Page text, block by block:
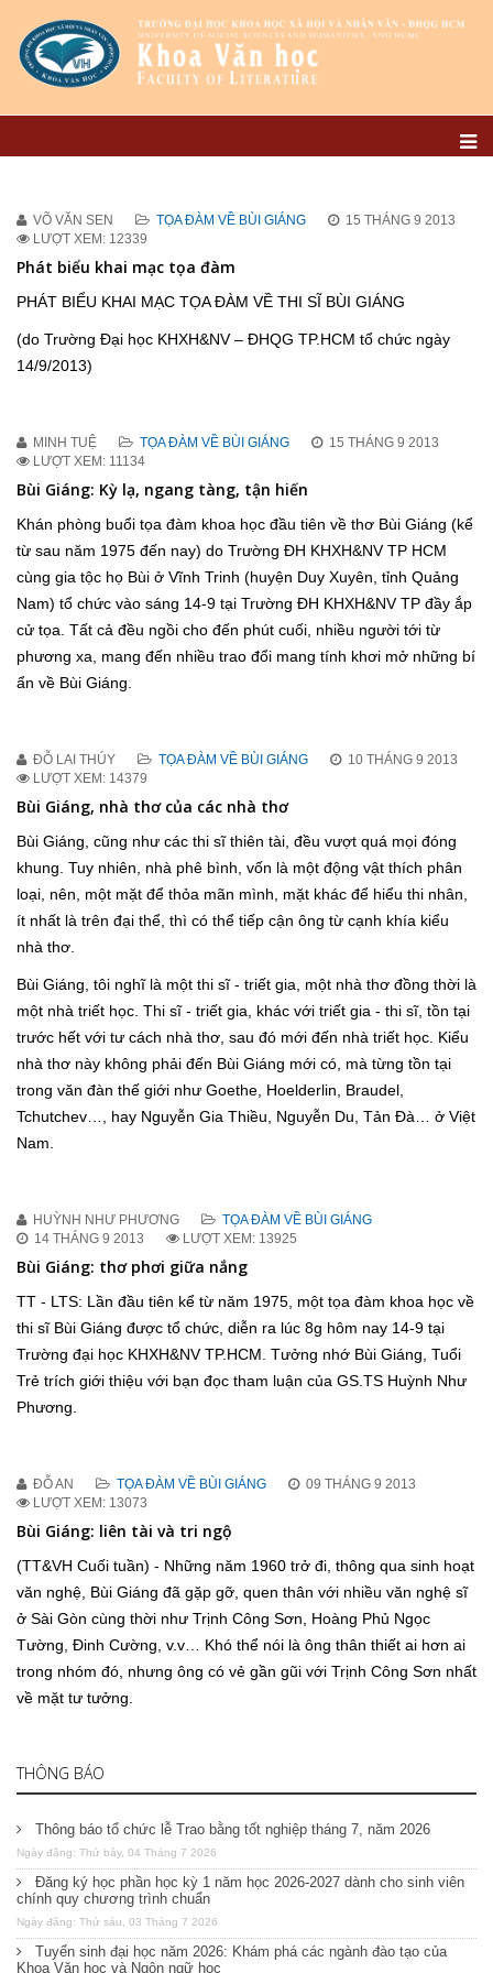
VÕ VĂN SEN TỌA ĐÀM VỀ BÙI GIÁNG
15 THÁNG 9 2013
LƯỢT XEM: 12339
Phát biểu khai mạc tọa đàm
PHÁT BIỂU KHAI MẠC TỌA ĐÀM VỀ THI SĨ BÙI GIÁNG
(do Trường Đại học KHXH&NV – ĐHQG TP.HCM tổ chức ngày
14/9/2013)
MINH TUỆ TỌA ĐÀM VỀ BÙI GIÁNG
15 THÁNG 9 2013
LƯỢT XEM: 11134
Bùi Giáng: Kỳ lạ, ngang tàng, tận hiến
Khán phòng buổi tọa đàm khoa học đầu tiên về thơ Bùi Giáng (kể
từ sau năm 1975 đến nay) do Trường ĐH KHXH&NV TP HCM
cùng gia tộc họ Bùi ở Vĩnh Trinh (huyện Duy Xuyên, tỉnh Quảng
Nam) tổ chức vào sáng 14-9 tại Trường ĐH KHXH&NV TP đầy ắp
cử tọa. Tất cả đều ngồi cho đến phút cuối, nhiều người tới từ
phương xa, mang đến nhiều trao đổi mang tính khơi mở những bí
ẩn về Bùi Giáng.
ĐỖ LAI THÚY TỌA ĐÀM VỀ BÙI GIÁNG
10 THÁNG 9 2013
LƯỢT XEM: 14379
Bùi Giáng, nhà thơ của các nhà thơ
Bùi Giáng, cũng như các thi sĩ thiên tài, đều vượt quá mọi đóng
khung. Tuy nhiên, nhà phê bình, vốn là một động vật thích phân
loại, nên, một mặt để thỏa mãn mình, mặt khác để hiểu thi nhân,
ít nhất là trên đại thể, thì có thể tiếp cận ông từ cạnh khía kiểu
nhà thơ.
Bùi Giáng, tôi nghĩ là một thi sĩ - triết gia, một nhà thơ đồng thời là
một nhà triết học. Thi sĩ - triết gia, khác với triết gia - thi sĩ, tồn tại
trước hết với tư cách nhà thơ, sau đó mới đến nhà triết học. Kiểu
nhà thơ này không phải đến Bùi Giáng mới có, mà từng tồn tại
trong văn đàn thế giới như Goethe, Hoelderlin, Braudel,
Tchutchev…, hay Nguyễn Gia Thiều, Nguyễn Du, Tản Đà… ở Việt
Nam.
HUỲNH NHƯ PHƯƠNG
TỌA ĐÀM VỀ BÙI GIÁNG
14 THÁNG 9 2013
LƯỢT XEM: 13925
Bùi Giáng: thơ phơi giữa nắng
TT - LTS: Lần đầu tiên kể từ năm 1975, một tọa đàm khoa học về
thi sĩ Bùi Giáng được tổ chức, diễn ra lúc 8g hôm nay 14-9 tại
Trường đại học KHXH&NV TP.HCM. Tưởng nhớ Bùi Giáng, Tuổi
Trẻ trích giới thiệu với bạn đọc tham luận của GS.TS Huỳnh Như
Phương.
ĐỖ AN TỌA ĐÀM VỀ BÙI GIÁNG
09 THÁNG 9 2013
LƯỢT XEM: 13073
Bùi Giáng: liên tài và tri ngộ
(TT&VH Cuối tuần) - Những năm 1960 trở đi, thông qua sinh hoạt
văn nghệ, Bùi Giáng đã gặp gỡ, quen thân với nhiều văn nghệ sĩ
ở Sài Gòn cùng thời như Trịnh Công Sơn, Hoàng Phủ Ngọc
Tường, Đinh Cường, v.v… Khó thể nói là ông thân thiết ai hơn ai
trong nhóm đó, nhưng ông có vẻ gần gũi với Trịnh Công Sơn nhất
về mặt tư tưởng.
THÔNG BÁO
Thông báo tổ chức lễ Trao bằng tốt nghiệp tháng 7, năm 2026
Ngày đăng: Thứ bảy, 04 Tháng 7 2026
Đăng ký học phần học kỳ 1 năm học 2026-2027 dành cho sinh viên
chính quy chương trình chuẩn
Ngày đăng: Thứ sáu, 03 Tháng 7 2026
Tuyển sinh đại học năm 2026: Khám phá các ngành đào tạo của
Khoa Văn học và Ngôn ngữ học